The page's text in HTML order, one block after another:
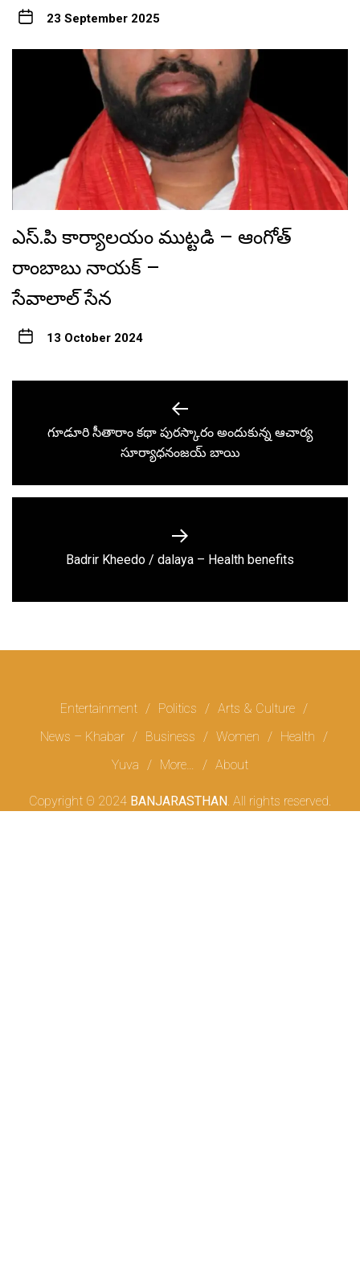
23 September 2025
ఎస్.పి కార్యాలయం ముట్టడి – ఆంగోత్
రాంబాబు నాయక్ –
సేవాలాల్ సేన
13 October 2024
navigation
Previous
post:
గూడూరి సీతారాం కథా పురస్కారం అందుకున్న ఆచార్య
సూర్యాధనంజయ్ బాయి
Next
Badrir Kheedo / dalaya – Health benefits
Entertainment Politics
Arts & Culture
News – Khabar
Business Women
Health
Yuva
More… About
Copyright Θ 2024 BANJARASTHAN. All rights reserved.